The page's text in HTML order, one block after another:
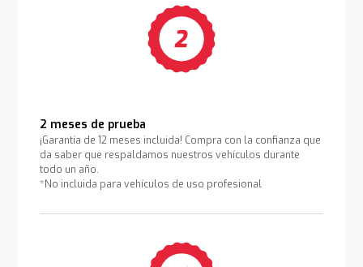
2 meses de prueba
¡Garantía de 12 meses incluida! Compra con la confianza que
da saber que respaldamos nuestros vehículos durante
todo un año.
*No incluida para vehículos de uso profesional